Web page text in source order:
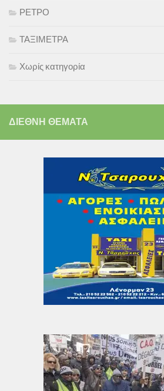
ΡΕΤΡΟ
ΤΑΞΙΜΕΤΡΑ
Χωρίς κατηγορία
ΔΙΕΘΝΗ ΘΕΜΑΤΑ